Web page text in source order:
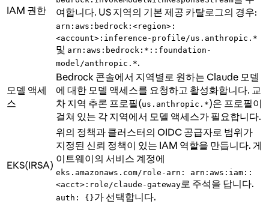
IAM 권한
여합니다. US 지역의 기본 제공 카탈로그의 경우:
arn:aws:bedrock:<region>:
<account>:inference-profile/us.anthropic.*
및 arn:aws:bedrock:*::foundation-
model/anthropic.*.
모델 액세
스
Bedrock 콘솔에서 지역별로 원하는 Claude 모델
에 대한 모델 액세스를 요청하고 활성화합니다. 교
차 지역 추론 프로필(us.anthropic.*)은 프로필이
걸쳐 있는 각 지역에서 모델 액세스가 필요합니다.
EKS(IRSA)
위의 정책과 클러스터의 OIDC 공급자로 범위가
지정된 신뢰 정책이 있는 IAM 역할을 만듭니다. 게
이트웨이의 서비스 계정에
eks.amazonaws.com/role-arn: arn:aws:iam::
<acct>:role/claude-gateway로 주석을 답니다.
auth: {}가 선택합니다.